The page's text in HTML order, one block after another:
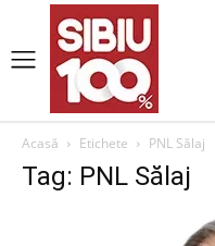
Acasă Etichete PNL Sălaj
Tag: PNL Sălaj